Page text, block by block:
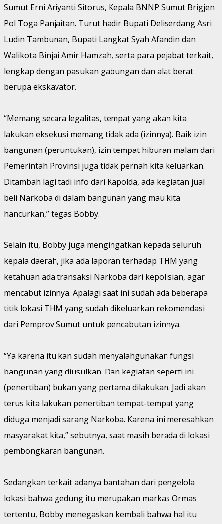
Sumut Erni Ariyanti Sitorus, Kepala BNNP Sumut Brigjen
Pol Toga Panjaitan. Turut hadir Bupati Deliserdang Asri
Ludin Tambunan, Bupati Langkat Syah Afandin dan
Walikota Binjai Amir Hamzah, serta para pejabat terkait,
lengkap dengan pasukan gabungan dan alat berat
berupa ekskavator.
“Memang secara legalitas, tempat yang akan kita
lakukan eksekusi memang tidak ada (izinnya). Baik izin
bangunan (peruntukan), izin tempat hiburan malam dari
Pemerintah Provinsi juga tidak pernah kita keluarkan.
Ditambah lagi tadi info dari Kapolda, ada kegiatan jual
beli Narkoba di dalam bangunan yang mau kita
hancurkan,” tegas Bobby.
Selain itu, Bobby juga mengingatkan kepada seluruh
kepala daerah, jika ada laporan terhadap THM yang
ketahuan ada transaksi Narkoba dari kepolisian, agar
mencabut izinnya. Apalagi saat ini sudah ada beberapa
titik lokasi THM yang sudah dikeluarkan rekomendasi
dari Pemprov Sumut untuk pencabutan izinnya.
“Ya karena itu kan sudah menyalahgunakan fungsi
bangunan yang diusulkan. Dan kegiatan seperti ini
(penertiban) bukan yang pertama dilakukan. Jadi akan
terus kita lakukan penertiban tempat-tempat yang
diduga menjadi sarang Narkoba. Karena ini meresahkan
masyarakat kita,” sebutnya, saat masih berada di lokasi
pembongkaran bangunan.
Sedangkan terkait adanya bantahan dari pengelola
lokasi bahwa gedung itu merupakan markas Ormas
tertentu, Bobby menegaskan kembali bahwa hal itu